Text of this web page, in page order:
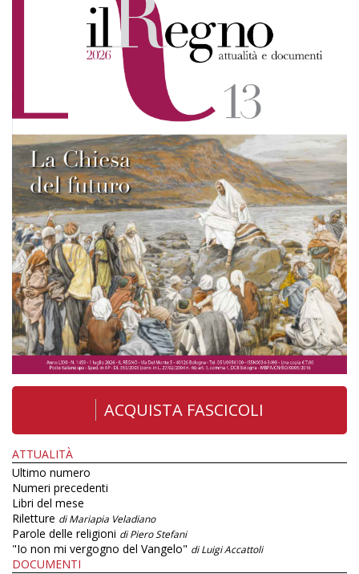
ACQUISTA FASCICOLI
ATTUALITÀ
Ultimo numero
Numeri precedenti
Libri del mese
Riletture di Mariapia Veladiano
Parole delle religioni di Piero Stefani
"Io non mi vergogno del Vangelo" di Luigi Accattoli
DOCUMENTI